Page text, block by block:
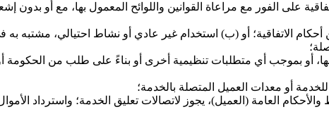
على الفور مع مراعاة القوانين واللوائح المعمول بها، مع أو
الاتفاقية؛ أو (ب) استخدام غير عادي أو نشاط احتيالي، مشتبه
أو بموجب أي متطلبات تنظيمية أخرى أو بناءً على طلب من الحكومة
أو معدات العميل المتصلة بالخدمة؛